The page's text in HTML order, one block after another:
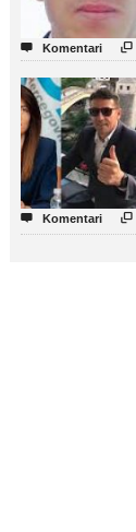
 Komentari 
 Komentari 